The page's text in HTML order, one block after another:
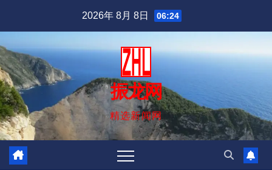
内
容
2026年 8月 8日 06:24
振龙网
精选新闻网